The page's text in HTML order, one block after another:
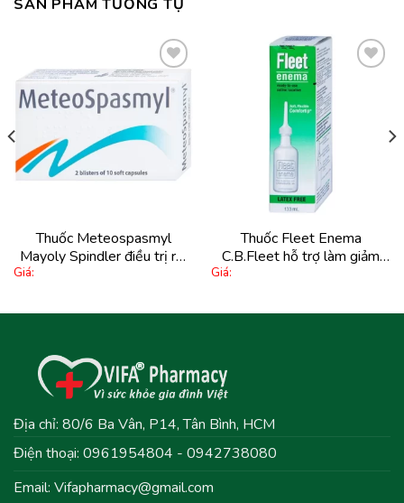
SẢN PHẨM TƯƠNG TỰ
Thêm
thích
Thuốc Meteospasmyl
Mayoly Spindler điều trị rối
loạn đường ruột (2 vỉ x 10
Giá:
Thuốc Fleet Enema
C.B.Fleet hỗ trợ làm giảm
chứng táo bón không thường
Giá:
Địa chỉ: 80/6 Ba Vân, P14, Tân Bình, HCM
Điện thoại: 0961954804 - 0942738080
Email: Vifapharmacy@gmail.com